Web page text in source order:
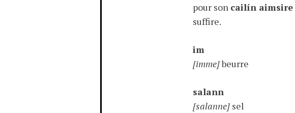
pour son cailín aimsire
suffire.
im
[imme]beurre
salann
[salanne] sel